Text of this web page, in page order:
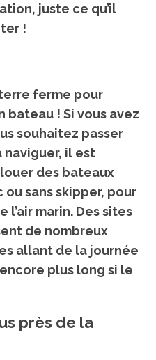
juste ce qu’il
!
ferme pour
bateau ! Si vous avez
souhaitez passer
naviguer, il est
des bateaux
sans skipper, pour
marin. Des sites
de nombreux
allant de la journée
plus long si le
près de la